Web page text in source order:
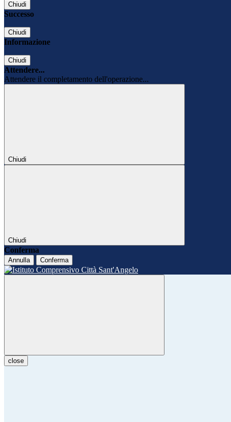
Chiudi
Successo
Chiudi
Informazione
Chiudi
Attendere...
Attendere il completamento dell'operazione...
Chiudi
Chiudi
Conferma
Annulla Conferma
close